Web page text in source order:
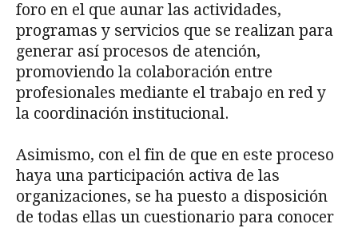
foro en el que aunar las actividades,
programas y servicios que se realizan para
generar así procesos de atención,
promoviendo la colaboración entre
profesionales mediante el trabajo en red y
la coordinación institucional.
Asimismo, con el fin de que en este proceso
haya una participación activa de las
organizaciones, se ha puesto a disposición
de todas ellas un cuestionario para conocer